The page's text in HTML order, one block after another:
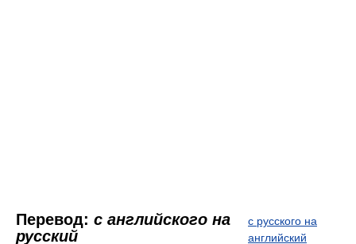
Перевод: с английского на
русский
с русского на
английский